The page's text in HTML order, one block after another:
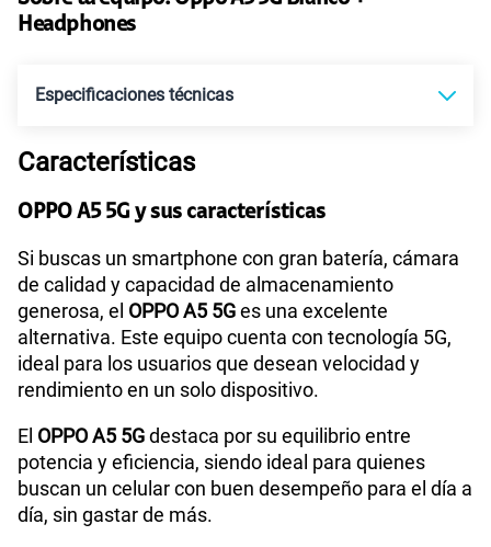
Paga solo
Paga solo
Paga solo
175GBen alta velocidad
S/ 159.90 S/79.95
50% dto. x 12 meses
185GBen alta velocidad
S/ 189.90
Paga solo
200GBen alta velocidad
S/ 289.90 S/144.95
Headphones
Especificaciones técnicas
Tecnología de Pantalla
Sistema operativo Android 15
Procesador MediaTek MT6835T
WiFI
Características
OPPO A5 5G y sus características
Si buscas un smartphone con gran batería, cámara
de calidad y capacidad de almacenamiento
generosa, el OPPO A5 5Ges una excelente
alternativa. Este equipo cuenta con tecnología 5G,
ideal para los usuarios que desean velocidad y
rendimiento en un solo dispositivo.
El OPPO A5 5Gdestaca por su equilibrio entre
potencia y eficiencia, siendo ideal para quienes
buscan un celular con buen desempeño para el día a
día, sin gastar de más.